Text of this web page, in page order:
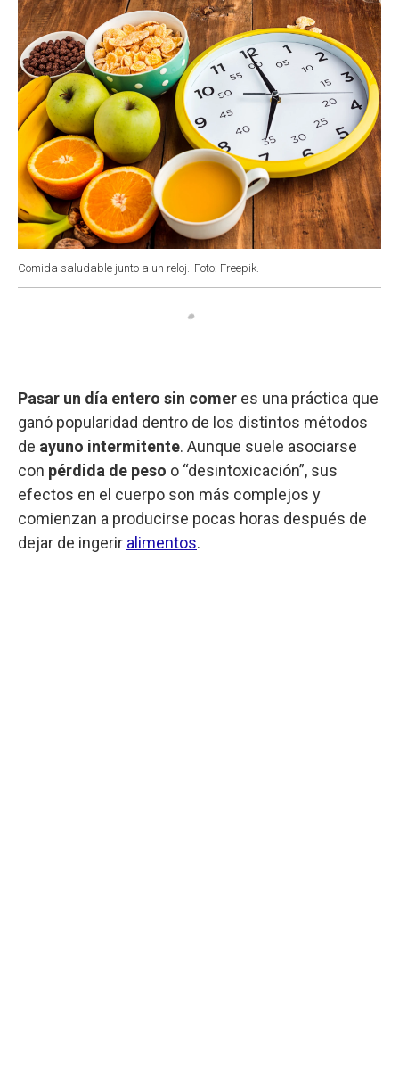
k
p
n
Comida saludable junto a un reloj. Foto: Freepik.
Pasar un día entero sin comer es una práctica que
ganó popularidad dentro de los distintos métodos
de ayuno intermitente. Aunque suele asociarse
con pérdida de peso o “desintoxicación”, sus
efectos en el cuerpo son más complejos y
comienzan a producirse pocas horas después de
dejar de ingerir alimentos.